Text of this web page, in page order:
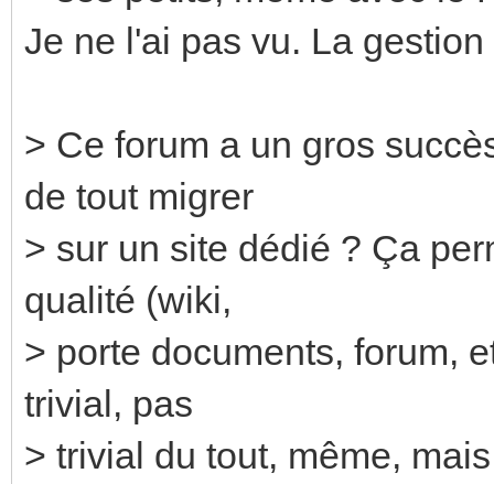
Je ne l'ai pas vu. La
> Ce forum a un gros
de tout migrer
> sur un site dédié ? Ça
qualité (wiki,
> porte documents, forum,
trivial, pas
> trivial du tout, même,